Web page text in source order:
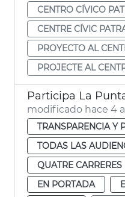
CENTRO CÍVICO
CENTRE CÍVIC
PROYECTO AL
PROJECTE AL
Participa La
modificado hace 4
TRANSPARENCIA Y
TODAS LAS
QUATRE CARRERES
EN PORTADA